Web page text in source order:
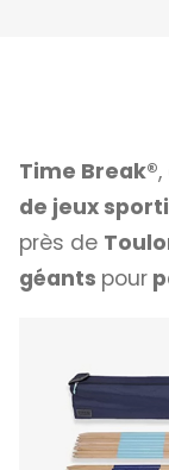
Time Break®
de jeux
près de
géants pour